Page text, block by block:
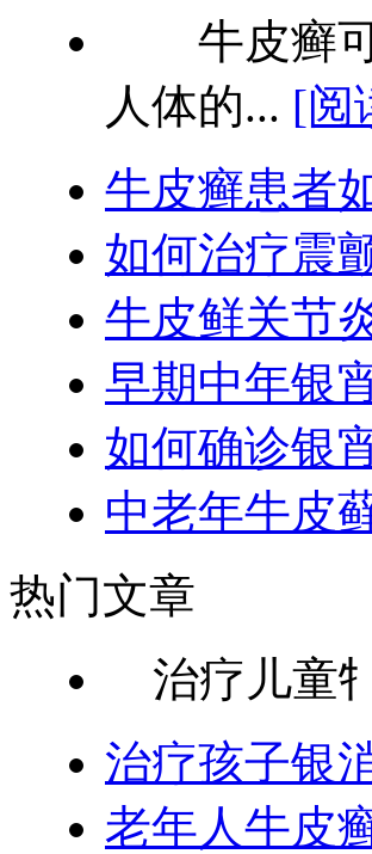
牛皮癣可
人体的... [阅
牛皮癣患者
如何治疗震
牛皮鲜关节
早期中年银
如何确诊银
中老年牛皮
热门文章
治疗儿童
治疗孩子银
老年人牛皮